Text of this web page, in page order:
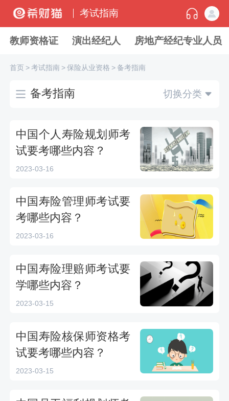
考试指南
教师资格证 演出经纪人 房地产经纪专业人员
首页>考试指南>保险从业资格 > 备考指南
备考指南 切换分类
中国个人寿险规划师考
试要考哪些内容？
2023-03-16
中国寿险管理师考试要
考哪些内容？
2023-03-16
中国寿险理赔师考试要
学哪些内容？
2023-03-15
中国寿险核保师资格考
试要考哪些内容？
2023-03-15